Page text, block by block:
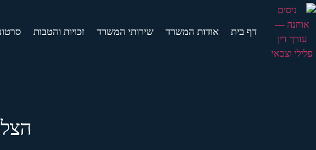
דף בית אודות המשרד שירותי המשרד זכויות והטבות